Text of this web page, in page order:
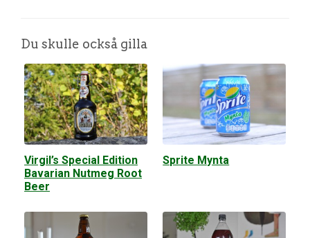
Du skulle också gilla
Virgil’s Special Edition
Bavarian Nutmeg Root
Beer
Sprite Mynta